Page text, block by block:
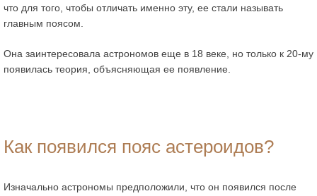
что для того, чтобы отличать именно эту, ее стали называть
главным поясом.
Она заинтересовала астрономов еще в 18 веке, но только к 20-му
появилась теория, объясняющая ее появление.
Как появился пояс астероидов?
Изначально астрономы предположили, что он появился после